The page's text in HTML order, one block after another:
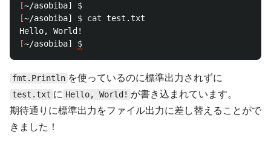
[~/asobiba] $
[~/asobiba] $ cat test.txt
[~/asobiba] $
fmt.Println を使っているのに標準出力されずに
test.txt に Hello, World! が書き込まれています。
期待通りに標準出力をファイル出力に差し替えることがで
きました！